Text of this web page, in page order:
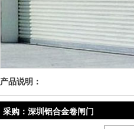
产品说明：
采购：深圳铝合金卷闸门